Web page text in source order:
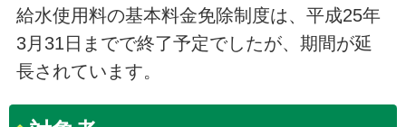
給水使用料の基本料金免除制度は、平成25年
3月31日までで終了予定でしたが、期間が延
長されています。